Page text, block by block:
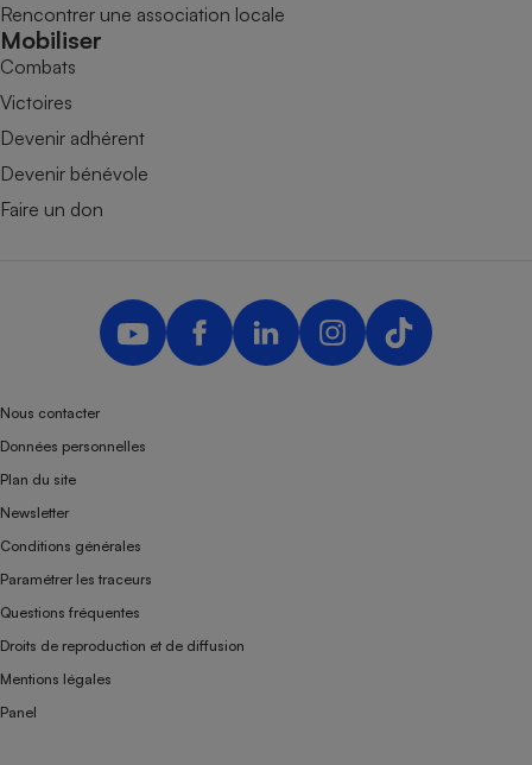
Rencontrer une association locale
Mobiliser
Combats
Victoires
Devenir adhérent
Devenir bénévole
Faire un don
Nous contacter
Données personnelles
Plan du site
Newsletter
Conditions générales
Paramétrer les traceurs
Questions fréquentes
Droits de reproduction et de diffusion
Mentions légales
Panel